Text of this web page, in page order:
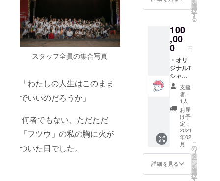
スタッフ全員の集合写真
「わたしの人生はこのまま
でいいのだろうか」
何者でもない、ただただ
「フツウ」の私の胸に火が
ついた日でした。
（デザ
インは
なる可
能性が
ござい
ます。
ご了承
下さ
い。）
を
選
択
す
る
100
,00
0 円
・オリ
ジナルT
シャツ
・オリ
ジナル
タンブ
ラー ・
ハワイ
アンス
コーン
10個
セット
・愛を
込めた
お礼
メール
支援
者：
1人
お届
け予
定：
2021
年02
月
詳細を見る
こ
の
リ
タ
ー
ン
を
選
択
す